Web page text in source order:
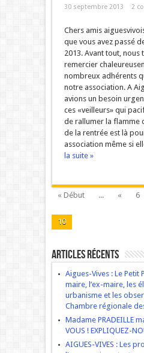
30 septembre 2013 2
Chers amis
que vous avez passé
2013. Avant tout, nous
remercier
nombreux adhérents
notre association. A
avions un besoin
ces «veilleurs» qui
de rallumer la flamme
de la rentrée est là
association même si
la suite »
« Début ... « 6
10
Articles récents
Aigues-Vives : Le Petit
maire, l’ex-maire, les
urbanisme et les
Chambre régionale
Madame PRADEILLE
VOUS ! EXPLIQUEZ-
AIGUES-VIVES : Les